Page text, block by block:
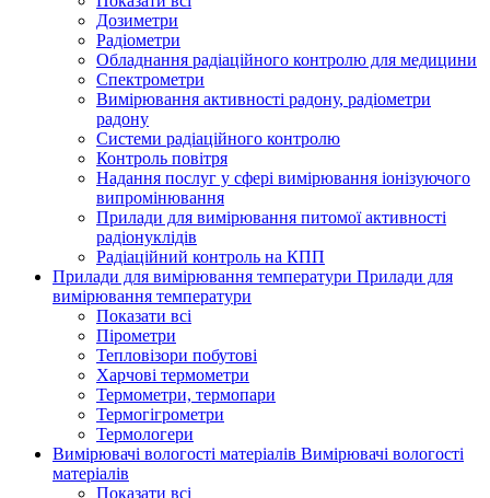
Дозиметри
Радіометри
Обладнання радіаційного контролю для медицини
Спектрометри
Вимірювання активності радону, радіометри
радону
Системи радіаційного контролю
Контроль повітря
Надання послуг у сфері вимірювання іонізуючого
випромінювання
Прилади для вимірювання питомої активності
радіонуклідів
Радіаційний контроль на КПП
Прилади для вимірювання температури Прилади для
вимірювання температури
Показати всі
Пірометри
Тепловізори побутові
Харчові термометри
Термометри, термопари
Термогігрометри
Термологери
Вимірювачі вологості матеріалів Вимірювачі вологості
матеріалів
Показати всі